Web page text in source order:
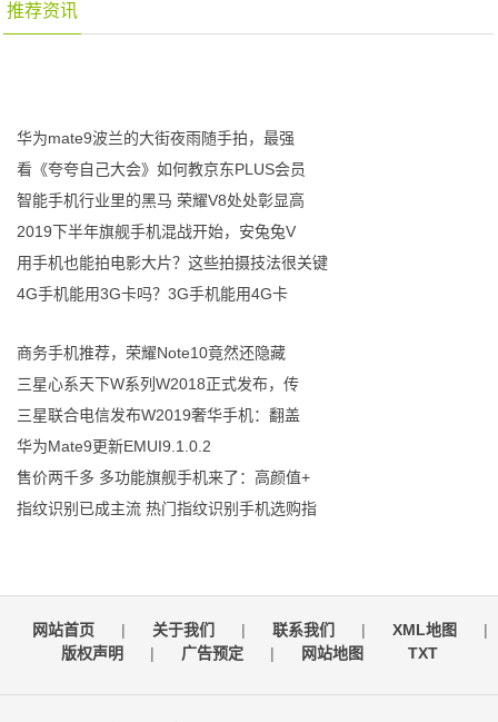
推荐资讯
华为mate9波兰的大街夜雨随手拍，最强
看《夸夸自己大会》如何教京东PLUS会员
智能手机行业里的黑马 荣耀V8处处彰显高
2019下半年旗舰手机混战开始，安兔兔V
用手机也能拍电影大片？这些拍摄技法很关键
4G手机能用3G卡吗？3G手机能用4G卡
商务手机推荐，荣耀Note10竟然还隐藏
三星心系天下W系列W2018正式发布，传
三星联合电信发布W2019奢华手机：翻盖
华为Mate9更新EMUI9.1.0.2
售价两千多 多功能旗舰手机来了：高颜值+
指纹识别已成主流 热门指纹识别手机选购指
网站首页 | 关于我们 | 联系我们 | XML地图
|
版权声明
| 广告预定 | 网站地图 TXT